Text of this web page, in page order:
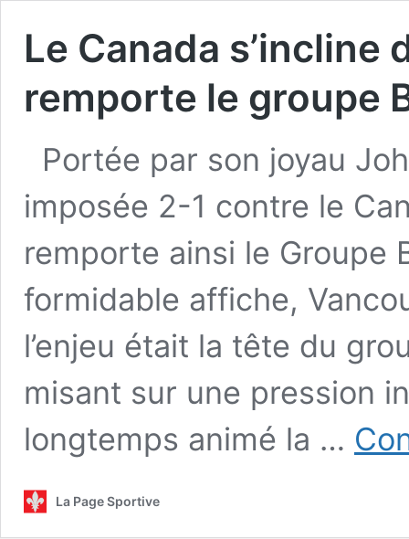
Le Canada s’incline
remporte le groupe
Portée par son joyau
imposée 2-1 contre le
remporte ainsi le Groupe
formidable affiche,
l’enjeu était la tête du
misant sur une pression
longtemps animé la …
La Page Sportive